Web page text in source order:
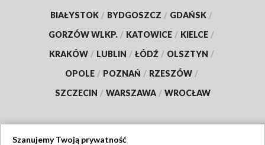
BIAŁYSTOK / BYDGOSZCZ / GDAŃSK /
GORZÓW WLKP. / KATOWICE / KIELCE /
KRAKÓW / LUBLIN / ŁÓDŹ / OLSZTYN /
OPOLE / POZNAŃ / RZESZÓW /
SZCZECIN / WARSZAWA / WROCŁAW
Szanujemy Twoją prywatność